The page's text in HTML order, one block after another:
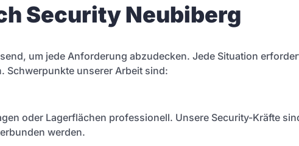
Security Neubiberg
um jede Anforderung abzudecken. Jede Situation
Schwerpunkte unserer Arbeit sind:
oder Lagerflächen professionell. Unsere Security-Kräfte
werden.